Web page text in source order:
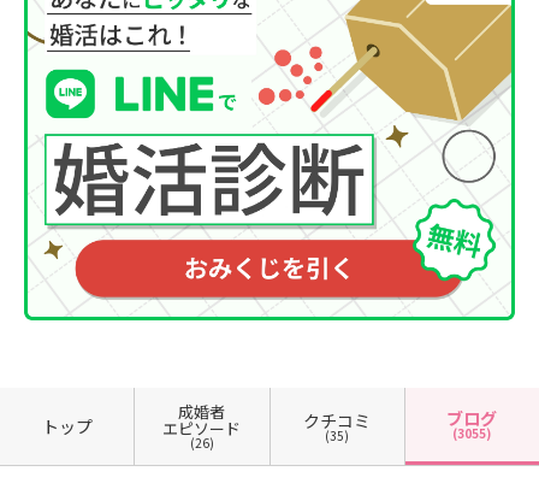
トップ
成婚者
エピソード
(26)
クチコミ
(35)
ブログ
(3055)